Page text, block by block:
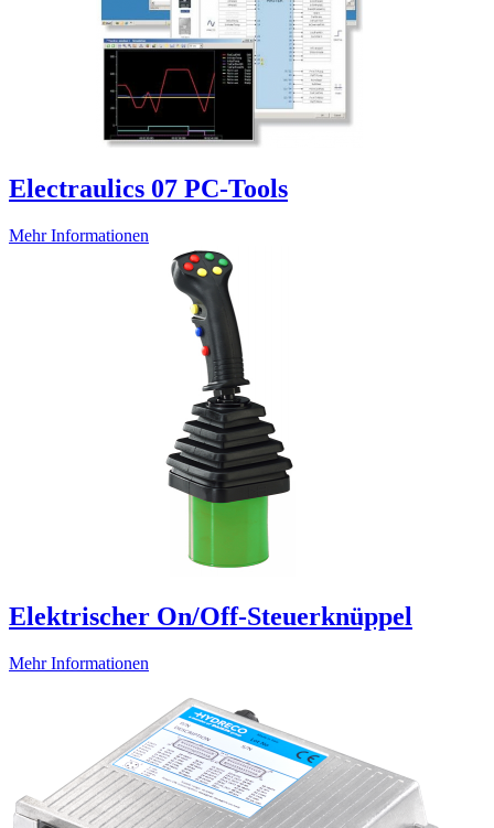
Electraulics 07 PC-Tools
Mehr Informationen
Elektrischer On/Off-Steuerknüppel
Mehr Informationen